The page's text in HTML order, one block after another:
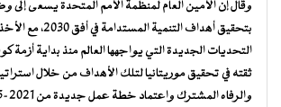
وقال إن الأمين العام لمنظمة الأمم المتحدة يسعى
بتحقيق أهداف التنمية
ثقته في تحقيق موريتانيا لتلك الأهداف من خلال